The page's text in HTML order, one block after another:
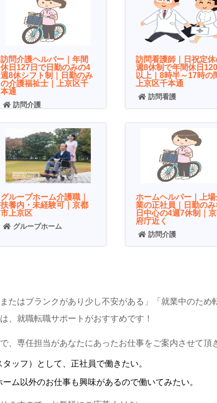
訪問介護ヘルパー｜年間
休日127日で日勤のみの4
週8休シフト制｜日勤のみ
の介護福祉士｜上京区千
本通
訪問介護
訪問看護師｜日祝定
週8休制で年間休日
以上｜8時半～17時の
上京区千本通
訪問看護
グループホーム介護職｜
扶養内・未経験可｜京都
市上京区
グループホーム
ホームヘルパー｜上場
業の正社員｜日勤の
日中心の4週7休制｜
府庁近く
訪問介護
たはブランクがあり少し不安がある」「就業中のため
、就職転職サポートがおすすめです！
、専任担当があなたにあったお仕事をご案内させて頂
ッフ） として、 正社員で働きたい。
ーム以外のお仕事も興味があるので働いてみたい。